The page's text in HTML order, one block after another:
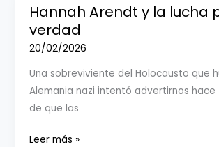
propaganda:
cómo
se
a
Hamás
sin
Hannah Arendt y la lucha
verdad
20/02/2026
Una sobreviviente del Holocausto que
Alemania nazi intentó advertirnos
de que las
Hannah
Leer más »